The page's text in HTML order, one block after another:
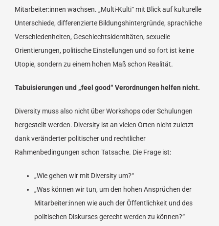
Mitarbeiter:innen wachsen. „Multi-Kulti“ mit Blick auf kulturelle
Unterschiede, differenzierte Bildungshintergründe, sprachliche
Verschiedenheiten, Geschlechtsidentitäten, sexuelle
Orientierungen, politische Einstellungen und so fort ist keine
Utopie, sondern zu einem hohen Maß schon Realität.
Tabuisierungen und „feel good“ Verordnungen helfen nicht.
Diversity muss also nicht über Workshops oder Schulungen
hergestellt werden. Diversity ist an vielen Orten nicht zuletzt
dank veränderter politischer und rechtlicher
Rahmenbedingungen schon Tatsache. Die Frage ist:
„Wie gehen wir mit Diversity um?“
„Was können wir tun, um den hohen Ansprüchen der
Mitarbeiter:innen wie auch der Öffentlichkeit und des
politischen Diskurses gerecht werden zu können?“